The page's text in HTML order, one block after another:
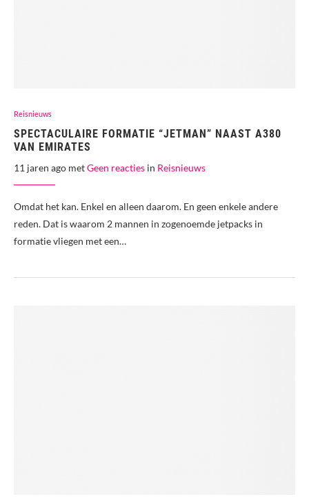
Reisnieuws
SPECTACULAIRE FORMATIE “JETMAN” NAAST A380
VAN EMIRATES
11 jaren ago metGeen reacties in Reisnieuws
Omdat het kan. Enkel en alleen daarom. En geen enkele andere
reden. Dat is waarom 2 mannen in zogenoemde jetpacks in
formatie vliegen met een…